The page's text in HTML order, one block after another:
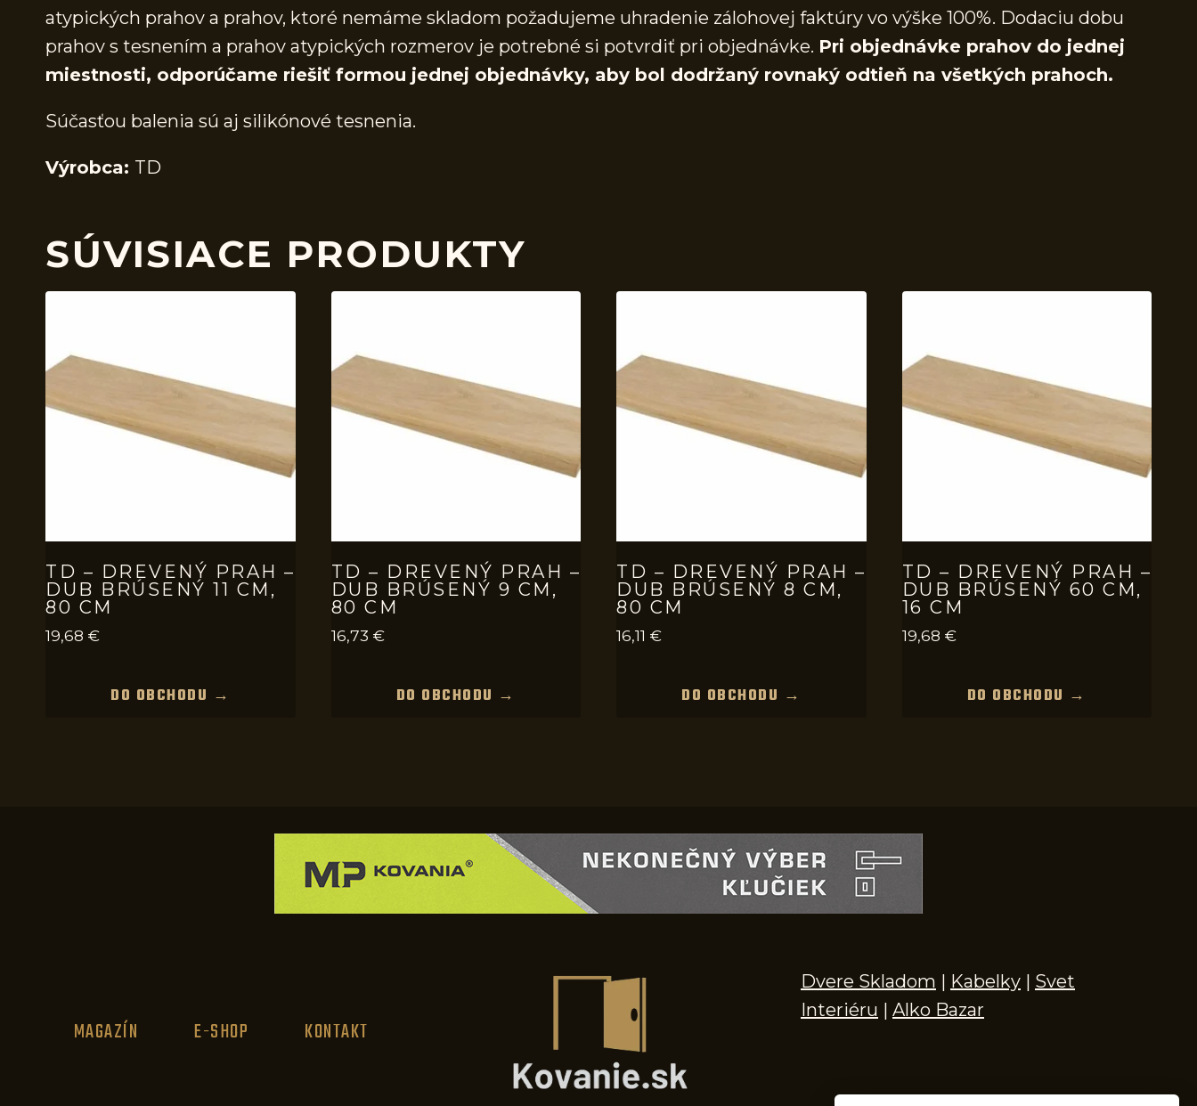
atypických prahov a prahov, ktoré nemáme skladom požadujeme uhradenie zálohovej faktúry vo výške 100%. Dodaciu dobu
prahov s tesnením a prahov atypických rozmerov je potrebné si potvrdiť pri objednávke. Pri objednávke prahov do jednej
miestnosti, odporúčame riešiť formou jednej objednávky, aby bol dodržaný rovnaký odtieň na všetkých prahoch.
Súčasťou balenia sú aj silikónové tesnenia.
Výrobca: TD
SÚVISIACE PRODUKTY
TD – DREVENÝ PRAH –
DUB BRÚSENÝ 11 CM,
80 CM
19,68 €
DO OBCHODU →
TD – DREVENÝ PRAH –
DUB BRÚSENÝ 9 CM,
80 CM
16,73 €
DO OBCHODU →
TD – DREVENÝ PRAH –
DUB BRÚSENÝ 8 CM,
80 CM
16,11 €
DO OBCHODU →
TD – DREVENÝ PRAH –
DUB BRÚSENÝ 60 CM,
16 CM
19,68 €
DO OBCHODU →
MAGAZÍN E-SHOP KONTAKT
Dvere Skladom | Kabelky | Svet
Interiéru | Alko Bazar